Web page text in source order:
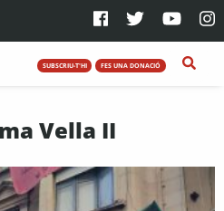
SUBSCRIU-T'HI FES UNA DONACIÓ
Vella II